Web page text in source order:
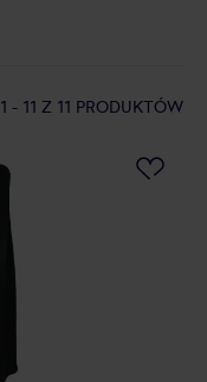
1 - 11 Z 11 PRODUKTÓW